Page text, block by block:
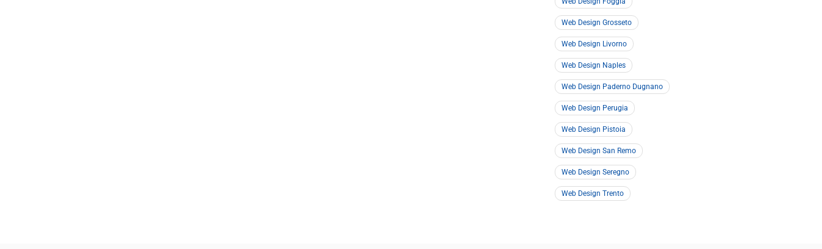
Web Design Grosseto
Web Design Livorno
Web Design Naples
Web Design Paderno Dugnano
Web Design Perugia
Web Design Pistoia
Web Design San Remo
Web Design Seregno
Web Design Trento